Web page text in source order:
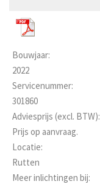
Bouwjaar:
2022
Servicenummer:
301860
Adviesprijs (excl. BTW):
Prijs op aanvraag.
Locatie:
Rutten
Meer inlichtingen bij: